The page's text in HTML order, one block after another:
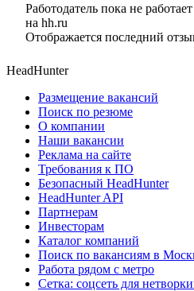
Работодатель пока не
на hh.ru
Отображается последний
HeadHunter
Размещение вакансий
Поиск по резюме
О компании
Наши вакансии
Реклама на сайте
Требования к ПО
Безопасный HeadHunter
HeadHunter API
Партнерам
Инвесторам
Каталог компаний
Поиск по вакансиям в
Работа рядом с метро
Сетка: соцсеть для